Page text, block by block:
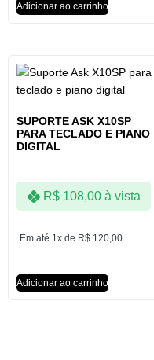
Adicionar ao carrinho
SUPORTE ASK X10SP
PARA TECLADO E PIANO
DIGITAL
Em até 1x de R$ 120,00
R$108,00 à vista
Adicionar ao carrinho